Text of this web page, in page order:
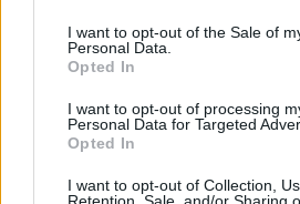
consent section.
I want to opt-out of the Sale of
Personal Data.
Opted In
I want to opt-out of processing
Personal Data for Targeted
Opted In
I want to opt-out of Collection,
Sigue leyendo
INVERSIONES